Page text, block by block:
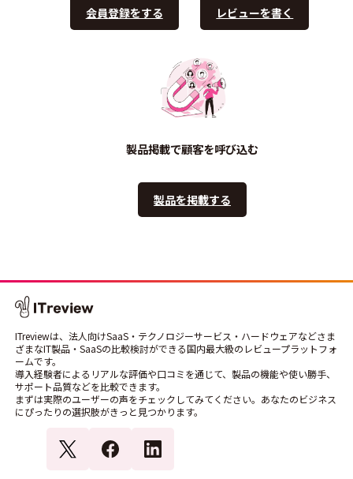
会員登録をする レビューを書く
製品掲載で顧客を呼び込む
製品を掲載する
ITreviewは、法人向けSaaS・テクノロジーサービス・ハードウェアなどさま
ざまなIT製品・SaaSの比較検討ができる国内最大級のレビュープラットフォ
ームです。
導入経験者によるリアルな評価や口コミを通じて、製品の機能や使い勝手、
サポート品質などを比較できます。
まずは実際のユーザーの声をチェックしてみてください。あなたのビジネス
にぴったりの選択肢がきっと見つかります。